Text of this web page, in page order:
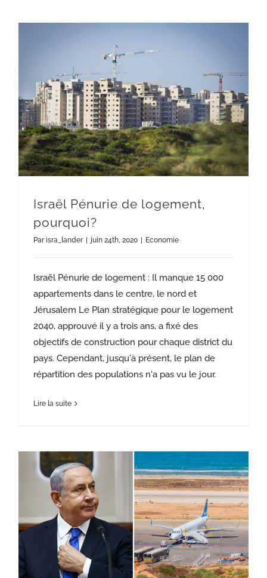
Israël Pénurie de logement,
pourquoi?
Parisra_lander juin 24th, 2020 Economie
Israël Pénurie de logement : Il manque 15 000
appartements dans le centre, le nord et
Jérusalem Le Plan stratégique pour le logement
2040, approuvé il y a trois ans, a fixé des
objectifs de construction pour chaque district du
pays. Cependant, jusqu'à présent, le plan de
répartition des populations n'a pas vu le jour.
Lire la suite